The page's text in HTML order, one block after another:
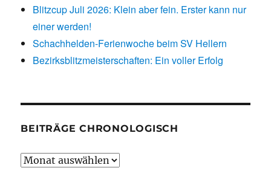
Blitzcup Juli 2026: Klein aber fein. Erster kann nur
einer werden!
Schachhelden-Ferienwoche beim SV Hellern
Bezirksblitzmeisterschaften: Ein voller Erfolg
BEITRÄGE CHRONOLOGISCH
Beiträge